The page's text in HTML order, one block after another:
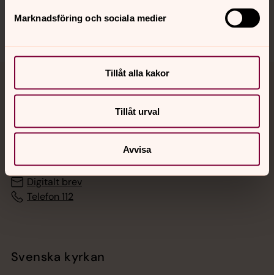
Marknadsföring och sociala medier
Tillåt alla kakor
Tillåt urval
Avvisa
Jourhavande präst
Akut samtals- och krisstöd. Prata eller chatta anonymt
med en präst på kvällar och nätter.
Chatt
Digitalt brev
Telefon 112
Svenska kyrkan